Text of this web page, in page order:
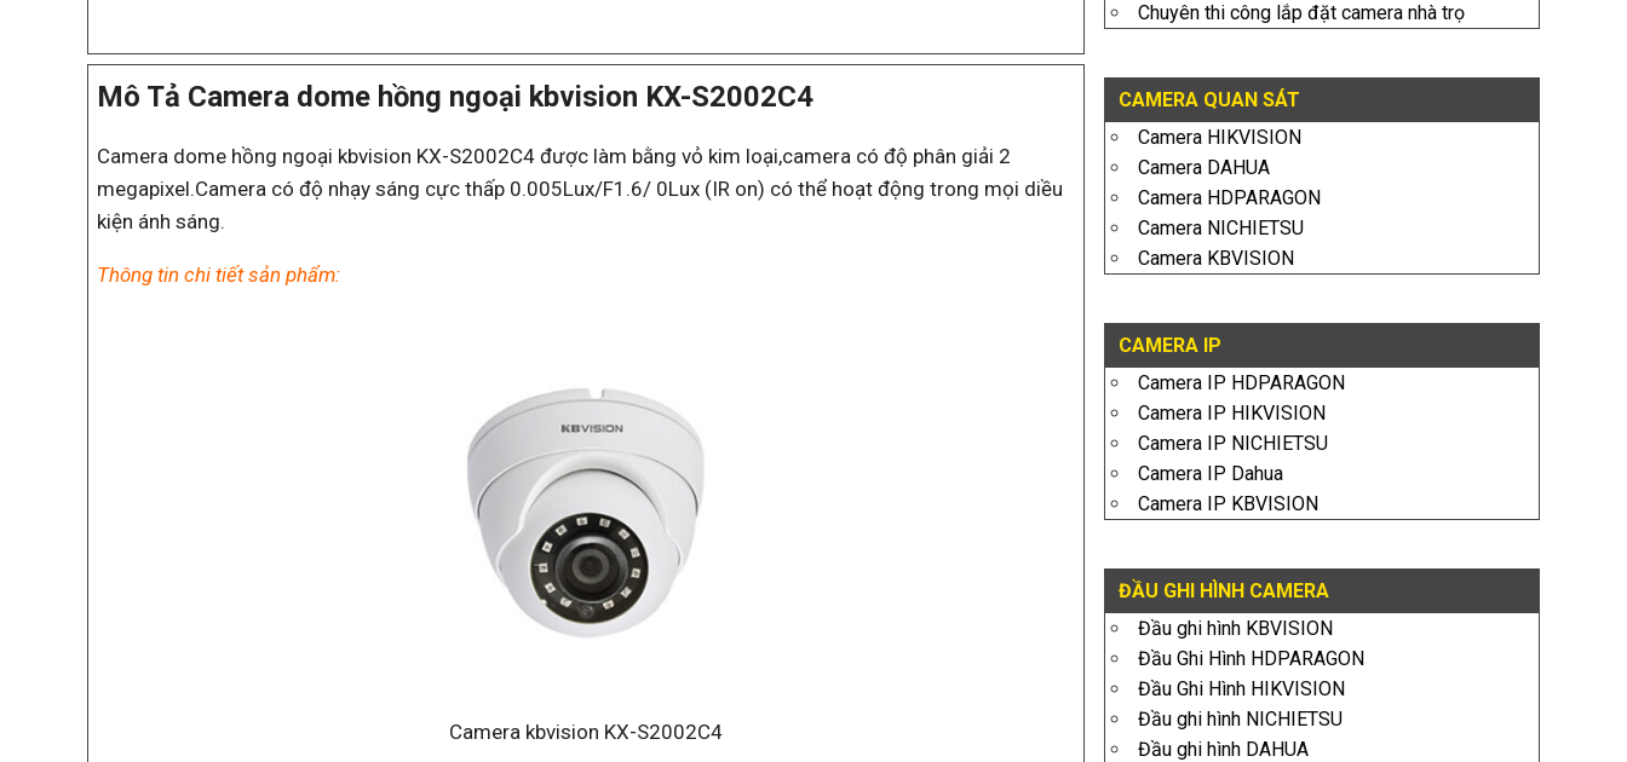
Mô Tả Camera dome hồng ngoại kbvision KX-S2002C4
Camera dome hồng ngoại kbvision KX-S2002C4 được làm bằng vỏ kim loại,camera có độ phân giải 2
megapixel.Camera có độ nhạy sáng cực thấp 0.005Lux/F1.6/ 0Lux (IR on) có thể hoạt động trong mọi diều
kiện ánh sáng.
Thông tin chi tiết sản phẩm:
Camera kbvision KX-S2002C4
Chuyên thi công lắp đặt camera nhà trọ
CAMERA QUAN SÁT
Camera HIKVISION
Camera DAHUA
Camera HDPARAGON
Camera NICHIETSU
Camera KBVISION
CAMERA IP
Camera IP HDPARAGON
Camera IP HIKVISION
Camera IP NICHIETSU
Camera IP Dahua
Camera IP KBVISION
ĐẦU GHI HÌNH CAMERA
Đầu ghi hình KBVISION
Đầu Ghi Hình HDPARAGON
Đầu Ghi Hình HIKVISION
Đầu ghi hình NICHIETSU
Đầu ghi hình DAHUA